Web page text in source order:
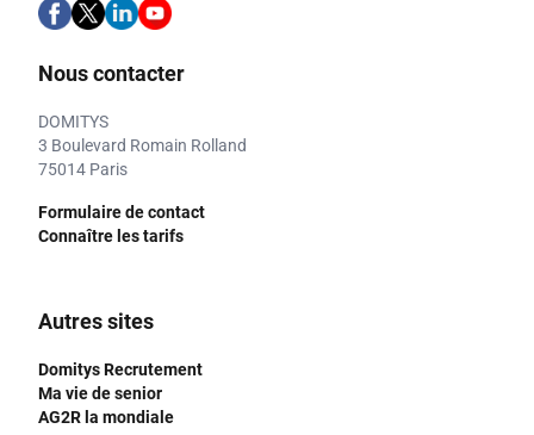
Nous contacter
DOMITYS
3 Boulevard Romain Rolland
75014 Paris
Formulaire de contact
Connaître les tarifs
Autres sites
Domitys Recrutement
Ma vie de senior
AG2R la mondiale